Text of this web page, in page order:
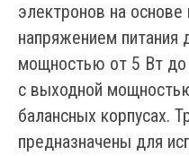
электронов на основе
напряжением питания
мощностью от 5 Вт
с выходной
балансных корпусах.
предназначены для